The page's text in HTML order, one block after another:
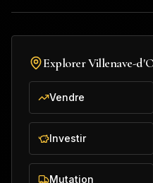
ExplorerVillenave-
Vendre
Investir
Mutation